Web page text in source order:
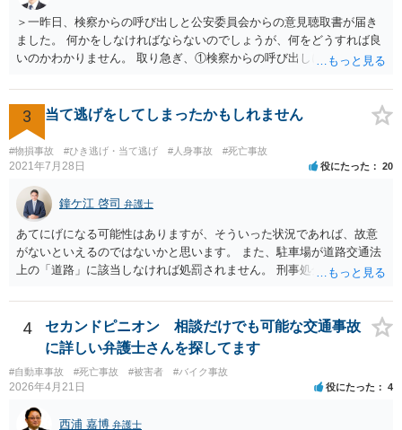
金センサスの「男女全年齢平均賃金」などを用いて計算することが多
いです。 一般的に「大卒（22歳就労）」前提で計算した方が、「高卒
（18歳就労）」よりも総額が高くなる傾向にあります。 なお、それが
認められるかはご両親の学歴や教育方針や実際の教育状況がどうだっ
せん。 ご質問者様が「長期化しても戦いたい」という強い意志をお持
ちで、かつ、賠償額の最大化（遅延損害金等の獲得）を目指すのであ
れば、示談交渉では妥結せず、提訴（訴訟）を前提に進めるのが最適
解です。 どのような方向性を目指すのかメリットデメリットを検討す
るためにも、相談時には弁護士にその意向を伝え、疑問を解消した方
が良いです。 その上で委任契約を結んだ方が良いです。 なお、弁護士
費用特約に加入されている場合には、相談料10万円、報酬300万円まで
は賄われることが多いので、保険の加入状況もご確認した方が良いで
す。 併せて、交通事故の刑事事件についても被害者参加制度といって
加害者の処分を決める裁判において意見を述べる機会もあります。 ご
＞一昨日、検察からの呼び出しと公安委員会からの意見聴取書が届き
ました。 何かをしなければならないのでしょうが、何をどうすれば良
いのかわかりません。 取り急ぎ、①検察からの呼び出しにはきちんと
いいと思います。 ＞示談と刑事の両方を相談できる弁護士の先生をさ
がしております。 ネットでさがすとあまりの多さに戸惑っておりま
す。 どの方にお願いしても同じなのでしょうか。 話してみた感じや説
明など、いろいろ考慮して判断することになります。 書類が届いたば
かりで不安でしょうから、どこかしら相談に行ってみると良いと思い
ます。 複数の弁護士に相談されて決められるケースもありますし、は
じめに相談したところで依頼しなければならないわけではありませ
ん。
3 当て逃げをしてしまったかもしれません
#物損事故 #ひき逃げ・当て逃げ #人身事故 #死亡事故
2021年7月28日 役にたった 20
鐘ケ江 啓司 弁護士
あてにげになる可能性はありますが、そういった状況であれば、故意
がないといえるのではないかと思います。 また、駐車場が道路交通法
上の「道路」に該当しなければ処罰されません。 刑事処分がなされる
るその他の場所）」にあたるかが重要です。 駐車場が「道路」にあた
るかは難しい問題で、私が経験した事例でも、コインパーキングで警
察官は「道路」と判断して道路交通法違反で立件したものの、検察官
は「道路」にあたらないとして不起訴処分にしたものがあります（検
察官に意見書を出しました）。コンビニやスーパーの駐車場では「道
路」とした裁判例もあります。 「一般交通の用に供するその他の場
所」とは、道路法に規定する道路及び道路運送法に規定する自動車道
4
セカンドピニオン 相談だけでも可能な交通事故
に詳しい弁護士さんを探してます
#自動車事故 #死亡事故 #被害者 #バイク事故
2026年4月21日 役にたった 4
西浦 嘉博 弁護士